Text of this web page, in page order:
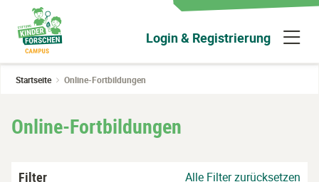
Hauptinhalt
wechseln
Login & Registrierung
Startseite Online-Fortbildungen
Online-Fortbildungen
Filter Alle Filter zurücksetzen